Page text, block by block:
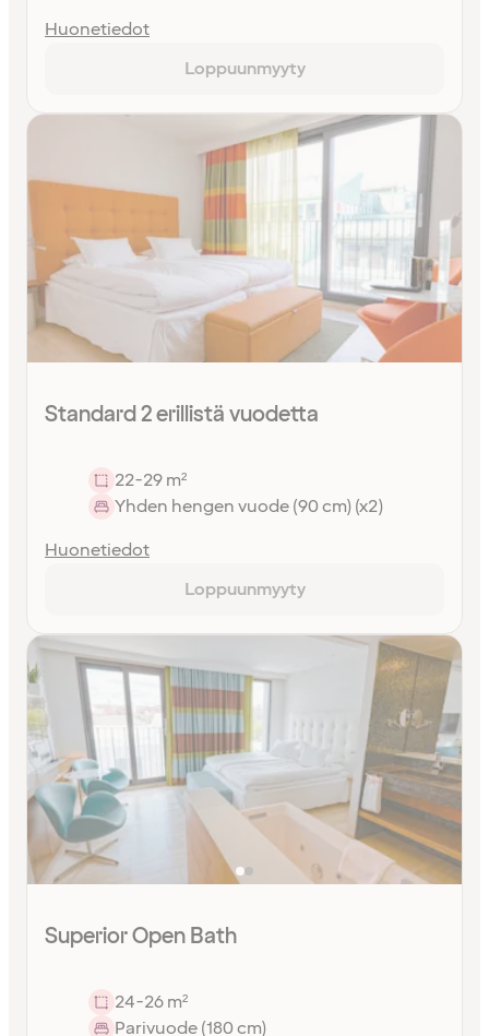
Huonetiedot
Loppuunmyyty
Standard 2 erillistä vuodetta
22-29 m²
Yhden hengen vuode (90 cm) (x2)
Huonetiedot
Loppuunmyyty
Superior Open Bath
24-26 m²
Parivuode (180 cm)